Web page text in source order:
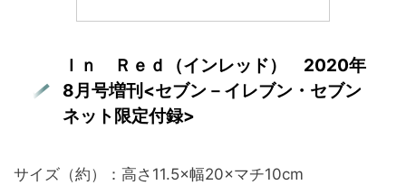
Ｉｎ Ｒｅｄ（インレッド） 2020年
8月号増刊<セブン－イレブン・セブン
ネット限定付録>
サイズ（約）：高さ11.5×幅20×マチ10cm